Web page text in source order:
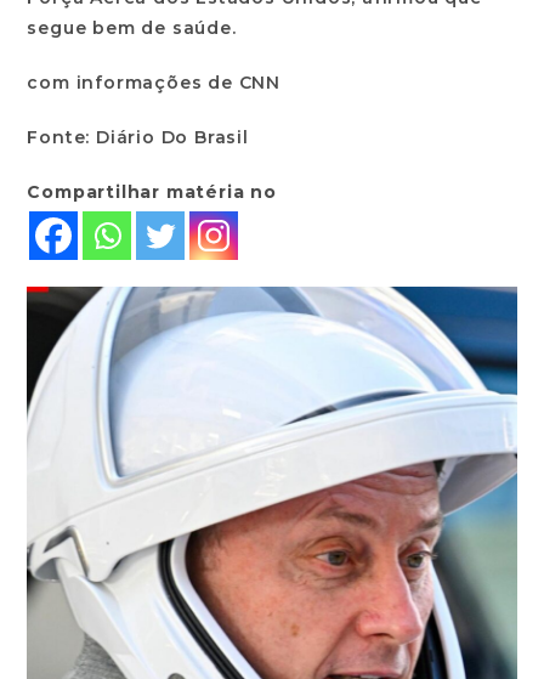
segue bem de saúde.
com informações de CNN
Fonte: Diário Do Brasil
Compartilhar matéria no